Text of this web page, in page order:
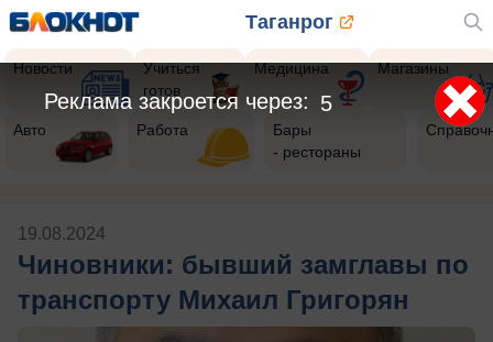
Таганрог
Новости
Учиться
готов
Медицина Магазины
Авто Работа
Бары
- рестораны
19.08.2024
Чиновники: бывший замглавы по
транспорту Михаил Григорян
2
Реклама закроется через: